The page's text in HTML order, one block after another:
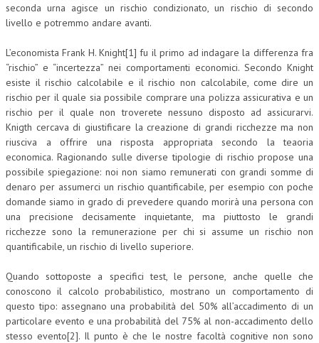
seconda urna agisce un rischio condizionato, un rischio di secondo
livello e potremmo andare avanti.
L’economista Frank H. Knight[1] fu il primo ad indagare la differenza fra
“rischio” e “incertezza” nei comportamenti economici. Secondo Knight
esiste il rischio calcolabile e il rischio non calcolabile, come dire un
rischio per il quale sia possibile comprare una polizza assicurativa e un
rischio per il quale non troverete nessuno disposto ad assicurarvi.
Knigth cercava di giustificare la creazione di grandi ricchezze ma non
riusciva a offrire una risposta appropriata secondo la teaoria
economica. Ragionando sulle diverse tipologie di rischio propose una
possibile spiegazione: noi non siamo remunerati con grandi somme di
denaro per assumerci un rischio quantificabile, per esempio con poche
domande siamo in grado di prevedere quando morirà una persona con
una precisione decisamente inquietante, ma piuttosto le grandi
ricchezze sono la remunerazione per chi si assume un rischio non
quantificabile, un rischio di livello superiore.
Quando sottoposte a specifici test, le persone, anche quelle che
conoscono il calcolo probabilistico, mostrano un comportamento di
questo tipo: assegnano una probabilità del 50% all’accadimento di un
particolare evento e una probabilità del 75% al non-accadimento dello
stesso evento[2]. Il punto è che le nostre facoltà cognitive non sono